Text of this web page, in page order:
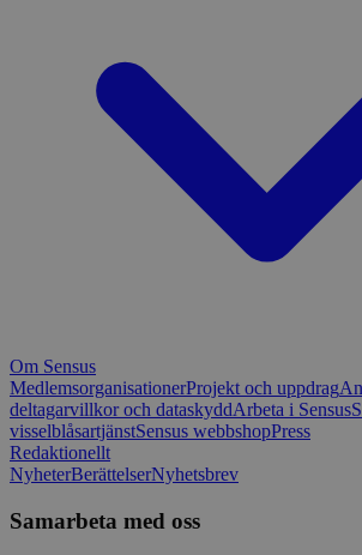
Om Sensus
MedlemsorganisationerProjekt och uppdrag
deltagarvillkor och dataskyddArbeta i Sensus
visselblåsartjänstSensus webbshopPress
Redaktionellt
NyheterBerättelserNyhetsbrev
Samarbeta med oss